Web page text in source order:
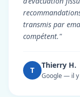
transmis par
compétent."
T
Thierry H.
Google — il y